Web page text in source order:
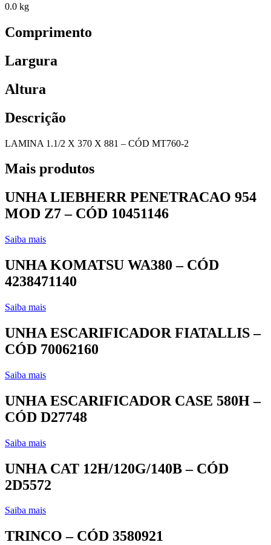
0.0 kg
Comprimento
Largura
Altura
Descrição
LAMINA 1.1/2 X 370 X 881 – CÓD MT760-2
Mais produtos
UNHA LIEBHERR PENETRACAO 954
MOD Z7 – CÓD 10451146
Saiba mais
UNHA KOMATSU WA380 – CÓD
4238471140
Saiba mais
UNHA ESCARIFICADOR FIATALLIS –
CÓD 70062160
Saiba mais
UNHA ESCARIFICADOR CASE 580H –
CÓD D27748
Saiba mais
UNHA CAT 12H/120G/140B – CÓD
2D5572
Saiba mais
TRINCO – CÓD 3580921